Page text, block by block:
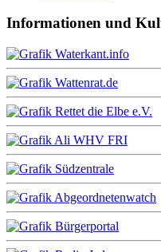
Informationen und